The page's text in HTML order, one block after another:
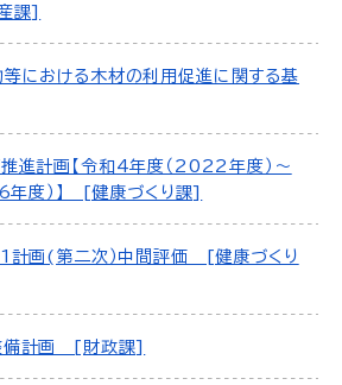
課]
における木材の利用促進に関する基
進計画【令和4年度（2022年度）～
度）】 [健康づくり課]
計画(第二次）中間評価 [健康づくり
備計画 [財政課]